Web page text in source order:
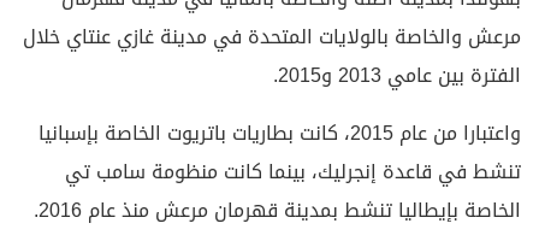
مرعش والخاصة بالولايات المتحدة في مدينة غازي عنتاي خلال
الفترة بين عامي 2013 و2015.
واعتبارا من عام 2015، كانت بطاريات باتريوت الخاصة بإسبانيا
تنشط في قاعدة إنجرليك، بينما كانت منظومة سامب تي
الخاصة بإيطاليا تنشط بمدينة قهرمان مرعش منذ عام 2016.